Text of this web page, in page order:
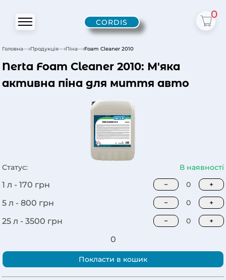
CORDIS
0
Головна Продукція Піна Foam Cleaner 2010
Nerta Foam Cleaner 2010: М'яка
активна піна для миття авто
Статус: В наявності
1 л -170 грн − 0 +
5 л -800 грн − 0 +
25 л -3500 грн − 0 +
0
Покласти в кошик